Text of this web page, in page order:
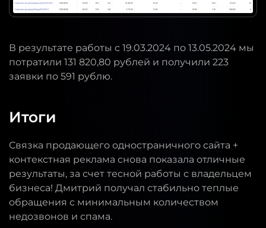
В результате работы с 19.03.2024 по 13.05.2024 мы
потратили 131 820,80 рублей и получили 223
заявки по 591 рублю.
Итоги
Связка продающего одностраничного сайта +
контекстная реклама снова показала отличные
результаты, за счет тесной работы с владельцем
бизнеса! Дмитрий получал стабильно теплые
обращения с минимальным количеством
недозвонов и спама.